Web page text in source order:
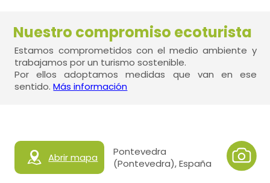
Nuestro compromiso ecoturista
Estamos comprometidos con el medio ambiente y
trabajamos por un turismo sostenible.
Por ellos adoptamos medidas que van en ese
sentido.Más información
Abrir mapa
Pontevedra
(Pontevedra), España